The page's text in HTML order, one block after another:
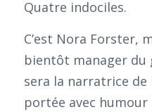
Quatre indociles.
C’est Nora Forster,
bientôt manager du
sera la narratrice de
portée avec